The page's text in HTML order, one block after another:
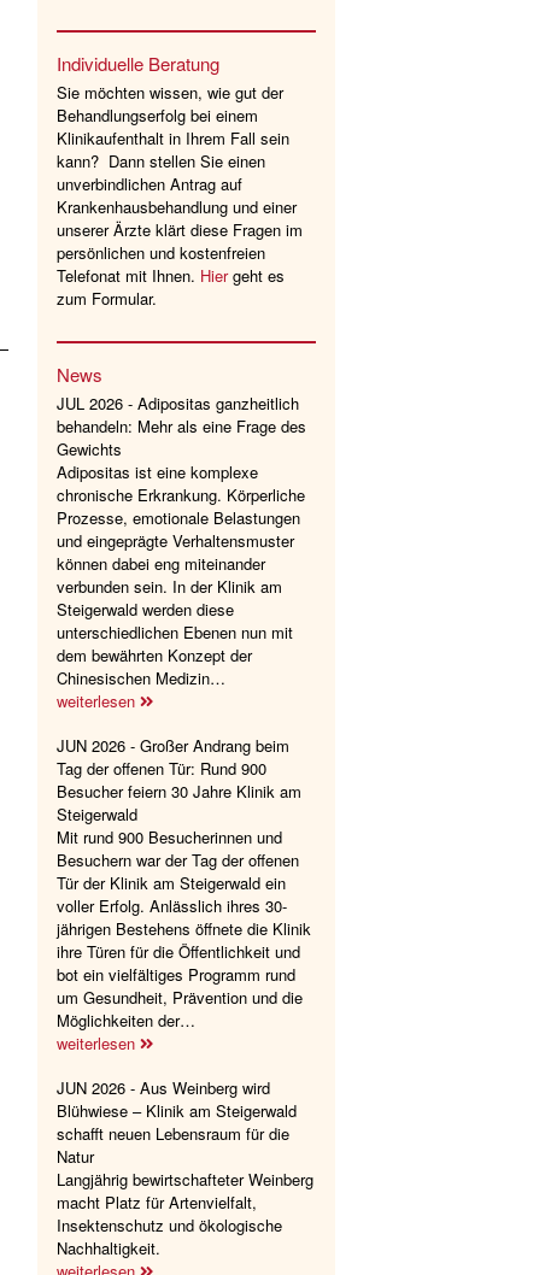
Individuelle Beratung
Sie möchten wissen, wie gut der
Behandlungserfolg bei einem
Klinikaufenthalt in Ihrem Fall sein
kann? Dann stellen Sie einen
unverbindlichen Antrag auf
Krankenhausbehandlung und einer
unserer Ärzte klärt diese Fragen im
persönlichen und kostenfreien
Telefonat mit Ihnen. Hiergeht es
zum Formular.
News
JUL 2026 - Adipositas ganzheitlich
behandeln: Mehr als eine Frage des
Gewichts
Adipositas ist eine komplexe
chronische Erkrankung. Körperliche
Prozesse, emotionale Belastungen
und eingeprägte Verhaltensmuster
können dabei eng miteinander
verbunden sein. In der Klinik am
Steigerwald werden diese
unterschiedlichen Ebenen nun mit
dem bewährten Konzept der
Chinesischen Medizin…
weiterlesen
JUN 2026 - Großer Andrang beim
Tag der offenen Tür: Rund 900
Besucher feiern 30 Jahre Klinik am
Steigerwald
Mit rund 900 Besucherinnen und
Besuchern war der Tag der offenen
Tür der Klinik am Steigerwald ein
voller Erfolg. Anlässlich ihres 30-
jährigen Bestehens öffnete die Klinik
ihre Türen für die Öffentlichkeit und
bot ein vielfältiges Programm rund
um Gesundheit, Prävention und die
Möglichkeiten der…
weiterlesen
JUN 2026 - Aus Weinberg wird
Blühwiese – Klinik am Steigerwald
schafft neuen Lebensraum für die
Natur
Langjährig bewirtschafteter Weinberg
macht Platz für Artenvielfalt,
Insektenschutz und ökologische
Nachhaltigkeit.
weiterlesen